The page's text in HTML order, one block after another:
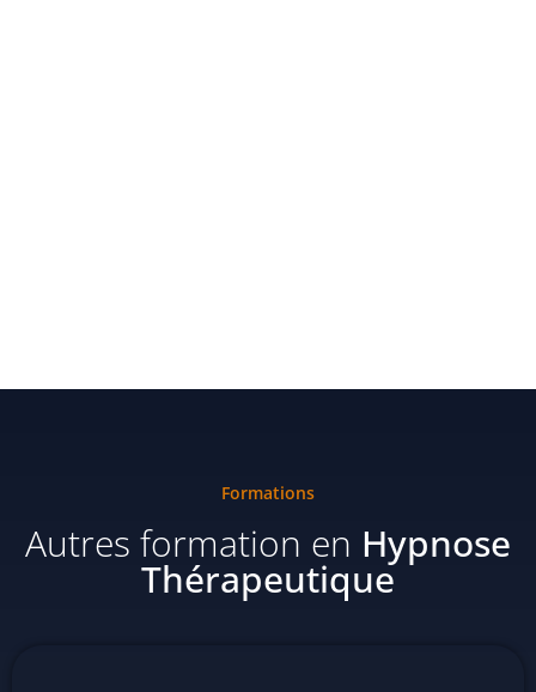
Formations
Autres formation en Hypnose
Thérapeutique